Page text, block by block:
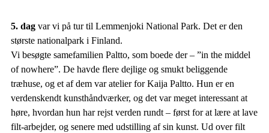
5. dag var vi på tur til Lemmenjoki National Park. Det er den
største nationalpark i Finland.
Vi besøgte samefamilien Paltto, som boede der – ”in the middel
of nowhere”. De havde flere dejlige og smukt beliggende
træhuse, og et af dem var atelier for Kaija Paltto. Hun er en
verdenskendt kunsthåndværker, og det var meget interessant at
høre, hvordan hun har rejst verden rundt – først for at lære at lave
filt-arbejder, og senere med udstilling af sin kunst. Ud over filt